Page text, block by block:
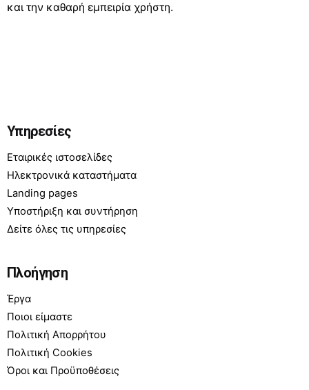
και την καθαρή εμπειρία χρήστη.
Υπηρεσίες
Εταιρικές ιστοσελίδες
Ηλεκτρονικά καταστήματα
Landing pages
Υποστήριξη και συντήρηση
Δείτε όλες τις υπηρεσίες
Πλοήγηση
Έργα
Ποιοι είμαστε
Πολιτική Απορρήτου
Πολιτική Cookies
Όροι και Προϋποθέσεις